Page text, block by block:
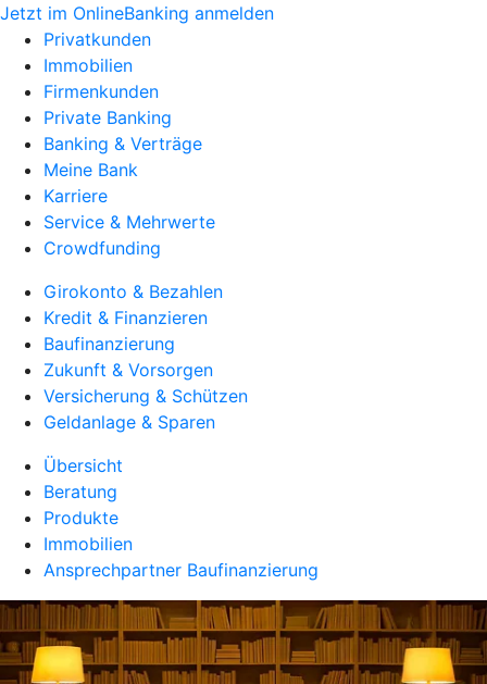
Jetzt im OnlineBanking anmelden
Privatkunden
Immobilien
Firmenkunden
Private Banking
Banking & Verträge
Meine Bank
Karriere
Service & Mehrwerte
Crowdfunding
Girokonto & Bezahlen
Kredit & Finanzieren
Baufinanzierung
Zukunft & Vorsorgen
Versicherung & Schützen
Geldanlage & Sparen
Übersicht
Beratung
Produkte
Immobilien
Ansprechpartner Baufinanzierung